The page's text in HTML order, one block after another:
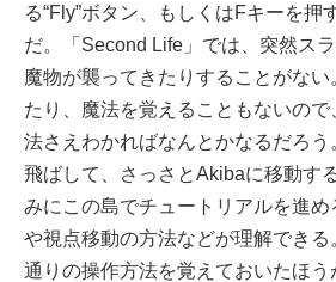
る“Fly”ボタン、もしくはFキーを押
だ。「Second Life」では、突然ス
魔物が襲ってきたりすることがな
たり、魔法を覚えることもないの
法さえわかればなんとかなるだろ
飛ばして、さっさとAkibaに移動す
みにこの島でチュートリアルを進
や視点移動の方法などが理解でき
通りの操作方法を覚えておいたほう